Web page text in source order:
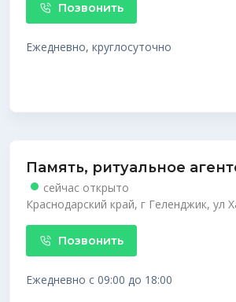
Позвонить
Ежедневно, круглосуточно
Память, ритуальное
сейчас открыто
Краснодарский край, г Геленджик, ул
Позвонить
Ежедневно с 09:00 до 18:00